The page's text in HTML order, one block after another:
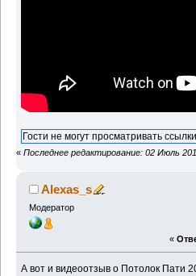
Гости не могут просматривать
« Последнее редактирование: 02 Июль
Alexas_s
Модератор
«
А вот и видеоотзыв о Потолок Пати